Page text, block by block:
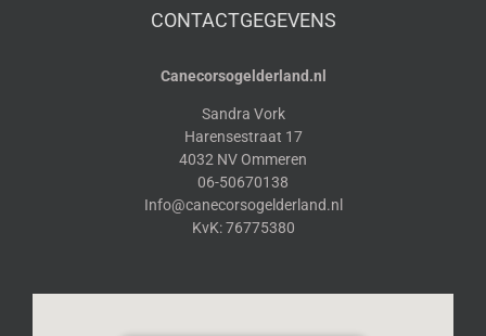
CONTACTGEGEVENS
Canecorsogelderland.nl
Sandra Vork
Harensestraat 17
4032 NV Ommeren
06-50670138
Info@canecorsogelderland.nl
KvK: 76775380